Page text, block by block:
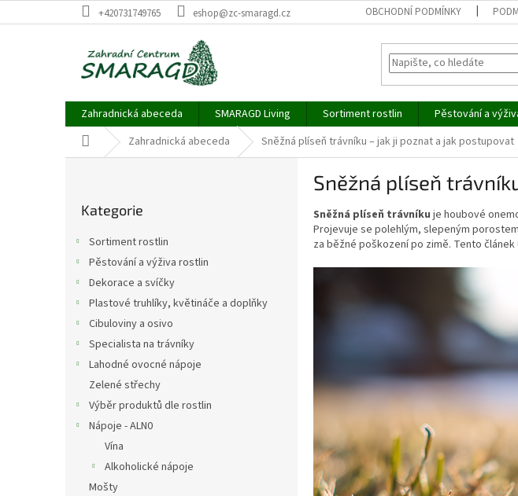
na
+420731749765 eshop@zc-smaragd.cz OBCHODNÍ PODMÍNKY
Zahradnická abeceda SMARAGD Living Sortiment rostlin Pěstování a
Domů Zahradnická abeceda Sněžná plíseň trávníku – jak ji poznat a jak postupovat
kategorie
Kategorie
Sortiment rostlin
Pěstování a výživa rostlin
Dekorace a svíčky
Plastové truhlíky, květináče a doplňky
Cibuloviny a osivo
Specialista na trávníky
Lahodné ovocné nápoje
Zelené střechy
Výběr produktů dle rostlin
Nápoje - ALN0
Vína
Alkoholické nápoje
Mošty
Sněžná plíseň
Sněžná plíseň trávníku je houbové
Projevuje se polehlým, slepeným
za běžné poškození po zimě. Tento